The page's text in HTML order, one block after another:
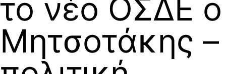
το νέο ΟΣΔΕ ο
Μητσοτάκης –